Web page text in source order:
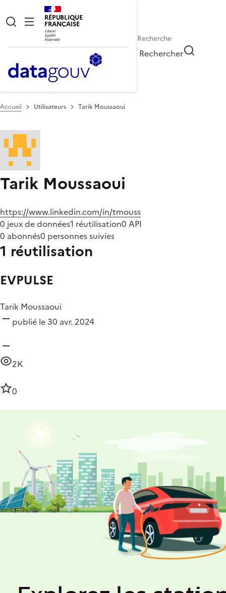
RÉPUBLIQUE
FRANÇAISE
Rechercher
Accueil Utilisateurs Tarik Moussaoui
Tarik Moussaoui
https://www.linkedin.com/in/tmouss
0 jeux de données1 réutilisation0 API
0 abonnés0 personnes suivies
1 réutilisation
EVPULSE
Tarik Moussaoui
publié le 30 avr. 2024
2K
0